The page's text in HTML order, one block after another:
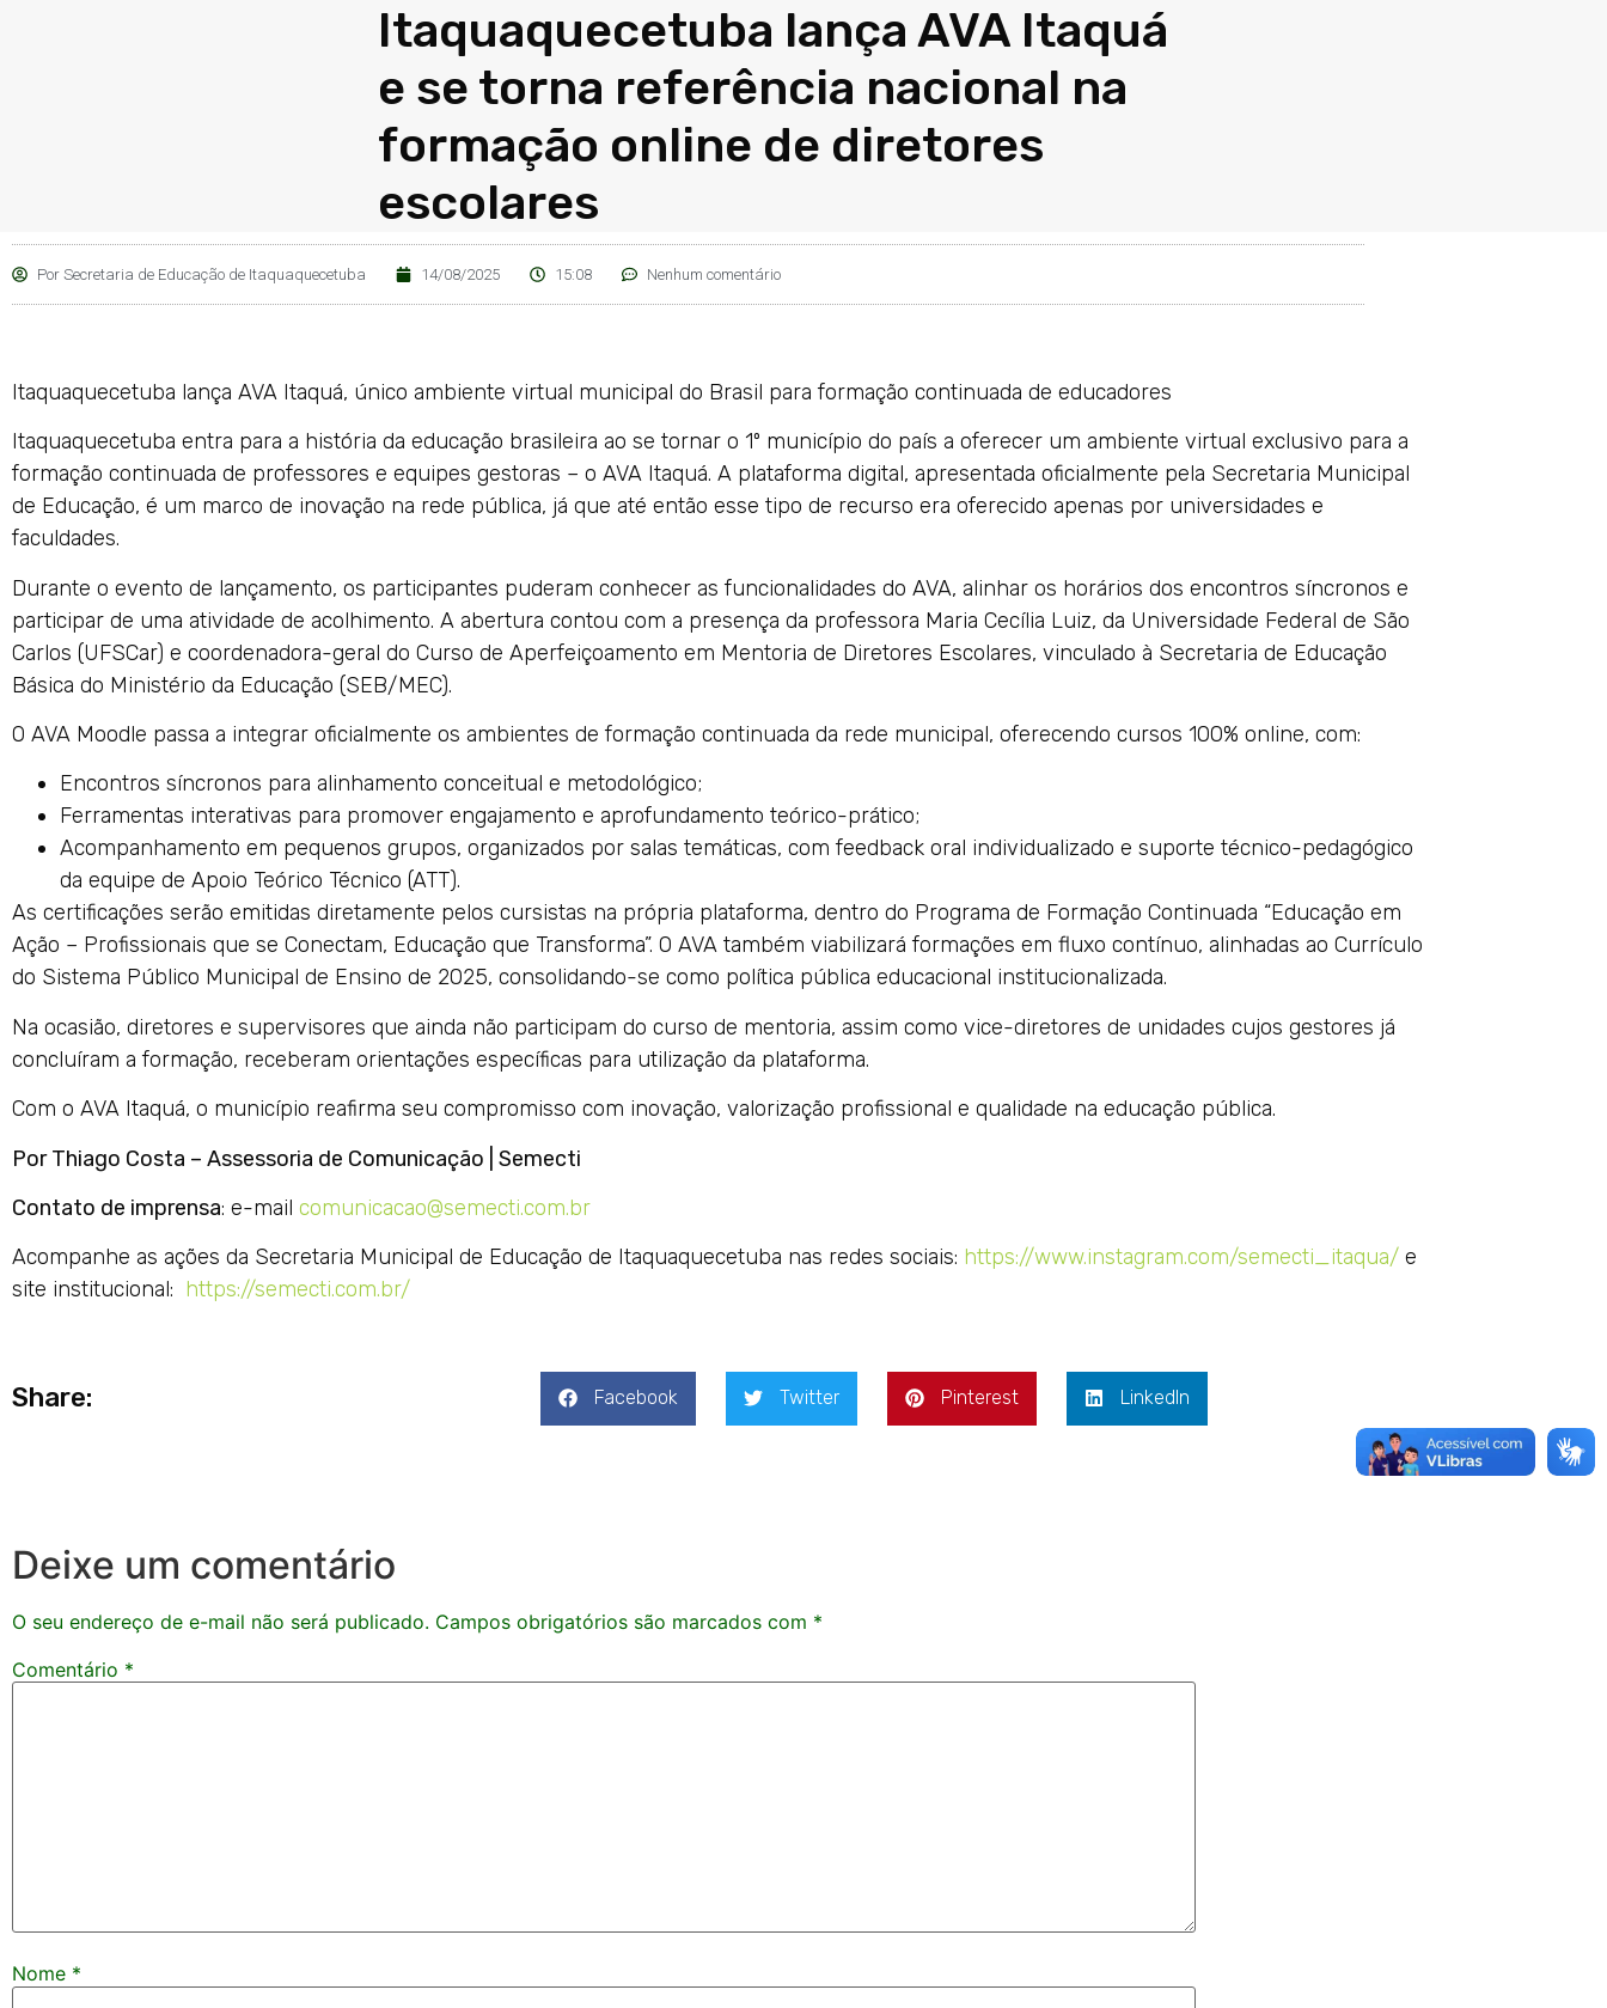
Itaquaquecetuba lança AVA Itaquá
e se torna referência nacional na
formação online de diretores
escolares
Por Secretaria de Educação de Itaquaquecetuba 14/08/2025 15:08 Nenhum comentário
Itaquaquecetuba lança AVA Itaquá, único ambiente virtual municipal do Brasil para formação continuada de educadores
Itaquaquecetuba entra para a história da educação brasileira ao se tornar o 1º município do país a oferecer um ambiente virtual exclusivo para a
formação continuada de professores e equipes gestoras – o AVA Itaquá. A plataforma digital, apresentada oficialmente pela Secretaria Municipal
de Educação, é um marco de inovação na rede pública, já que até então esse tipo de recurso era oferecido apenas por universidades e
faculdades.
Durante o evento de lançamento, os participantes puderam conhecer as funcionalidades do AVA, alinhar os horários dos encontros síncronos e
participar de uma atividade de acolhimento. A abertura contou com a presença da professora Maria Cecília Luiz, da Universidade Federal de São
Carlos (UFSCar) e coordenadora-geral do Curso de Aperfeiçoamento em Mentoria de Diretores Escolares, vinculado à Secretaria de Educação
Básica do Ministério da Educação (SEB/MEC).
O AVA Moodle passa a integrar oficialmente os ambientes de formação continuada da rede municipal, oferecendo cursos 100% online, com:
Encontros síncronos para alinhamento conceitual e metodológico;
Ferramentas interativas para promover engajamento e aprofundamento teórico-prático;
Acompanhamento em pequenos grupos, organizados por salas temáticas, com feedback oral individualizado e suporte técnico-pedagógico
da equipe de Apoio Teórico Técnico (ATT).
As certificações serão emitidas diretamente pelos cursistas na própria plataforma, dentro do Programa de Formação Continuada “Educação em
Ação – Profissionais que se Conectam, Educação que Transforma”. O AVA também viabilizará formações em fluxo contínuo, alinhadas ao Currículo
do Sistema Público Municipal de Ensino de 2025, consolidando-se como política pública educacional institucionalizada.
Na ocasião, diretores e supervisores que ainda não participam do curso de mentoria, assim como vice-diretores de unidades cujos gestores já
concluíram a formação, receberam orientações específicas para utilização da plataforma.
Com o AVA Itaquá, o município reafirma seu compromisso com inovação, valorização profissional e qualidade na educação pública.
Por Thiago Costa – Assessoria de Comunicação | Semecti
Contato de imprensa: e-mail comunicacao@semecti.com.br
Acompanhe as ações da Secretaria Municipal de Educação de Itaquaquecetuba nas redes sociais: https://www.instagram.com/semecti_itaqua/ e
site institucional: https://semecti.com.br/
Share: Facebook Twitter Pinterest LinkedIn
Deixe um comentário
O seu endereço de e-mail não será publicado. Campos obrigatórios são marcados com *
Comentário *
Nome *